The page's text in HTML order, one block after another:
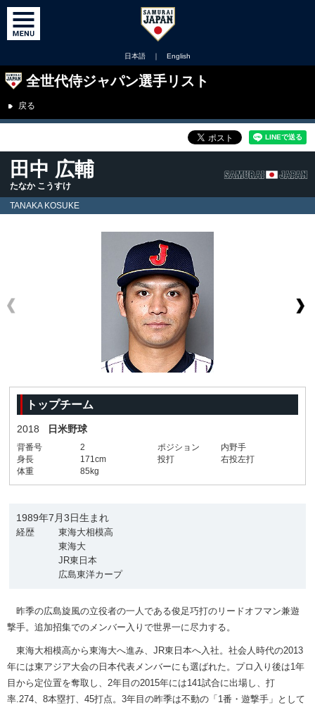
日本語 ｜ English
全世代侍ジャパン選手リスト
戻る
田中 広輔
たなか こうすけ
TANAKA KOSUKE
トップチーム
2018 日米野球
背番号 2 ポジション
内野手
身長
171cm 投打
右投左打
体重
85kg
1989年7月3日生まれ
経歴
東海大相模高
東海大
JR東日本
広島東洋カープ
昨季の広島旋風の立役者の一人である俊足巧打のリードオフマン兼遊
撃手。追加招集でのメンバー入りで世界一に尽力する。
東海大相模高から東海大へ進み、JR東日本へ入社。社会人時代の2013
年には東アジア大会の日本代表メンバーにも選ばれた。プロ入り後は1年
目から定位置を奪取し、2年目の2015年には141試合に出場し、打
率.274、8本塁打、45打点。3年目の昨季は不動の「1番・遊撃手」として